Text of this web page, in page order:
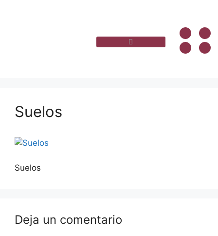
Suelos
Suelos
Deja un comentario